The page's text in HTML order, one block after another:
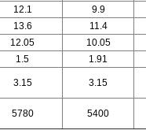
12.1
9.9
13.6 11.4
12.05
10.05
1.5 1.91
3.15 3.15
5780 5400